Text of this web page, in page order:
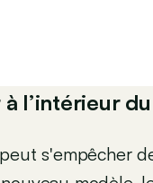
l’intérieur
s'empêcher